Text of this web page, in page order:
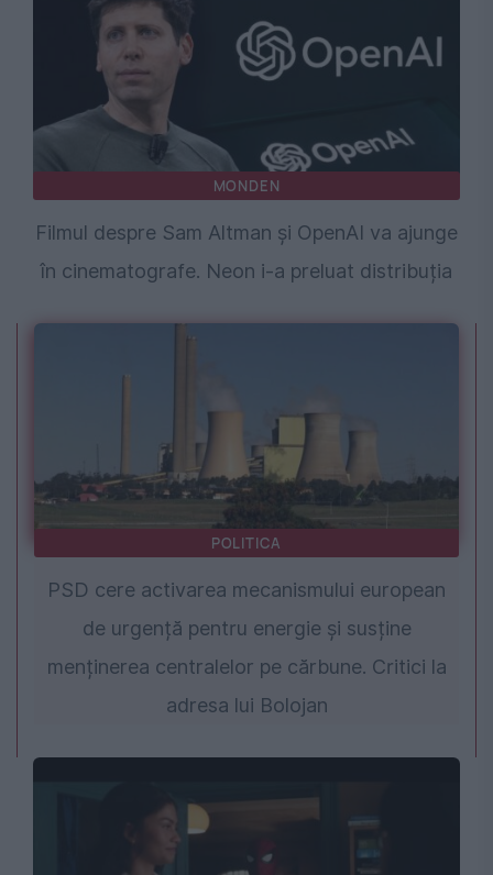
MONDEN
Filmul despre Sam Altman și OpenAI va ajunge
în cinematografe. Neon i-a preluat distribuția
POLITICA
PSD cere activarea mecanismului european
de urgență pentru energie și susține
menținerea centralelor pe cărbune. Critici la
adresa lui Bolojan